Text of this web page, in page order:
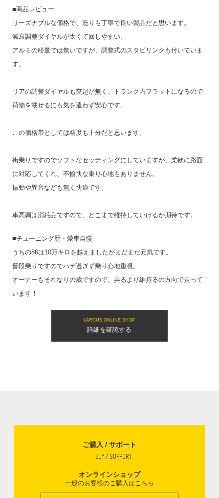
■商品レビュー
リーズナブルな価格で、造りも丁寧で良い製品だと思います。
減衰調整ダイヤルが太くて回しやすい。
アルミの軽量では無いですが、調整式のスタビリンクも付いていま
す。
リアの調整ダイヤルも突起が無く、トランク内フラットになるので
荷物を載せるにも気を遣わず安心です。
この価格帯としては精度も十分だと思います。
街乗りですのでソフトなセッティングにしていますが、柔軟に路面
に対応してくれ、不愉快な乗り心地もありません。
振動や異音なども無く快適です。
車高調は消耗品ですので、どこまで維持していけるか期待です。
■チューニング歴・愛車自慢
うちの86は10万キロを越えましたがまだまだ元気です。
普段乗りですのでハデ過ぎず乗り心地重視。
オーナーもそれなりの歳ですので、弄るより維持るの方向で走って
います！
LARGUS ONLINE SHOP
詳細を確認する
ご購入 / サポート
BUY / SUPPORT
オンラインショップ
一般のお客様のご購入はこちら